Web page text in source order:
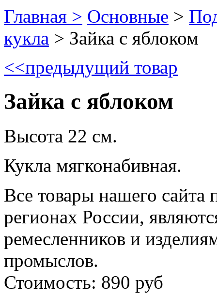
Главная > Основные >
кукла > Зайка с яблоком
<<предыдущий товар
Зайка с яблоком
Высота 22 см.
Кукла мягконабивная.
Все товары нашего сайта
регионах России,
ремесленников и
промыслов.
Стоимость: 890 руб